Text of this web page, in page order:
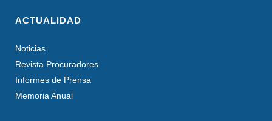
ACTUALIDAD
Noticias
Revista Procuradores
Informes de Prensa
Memoria Anual